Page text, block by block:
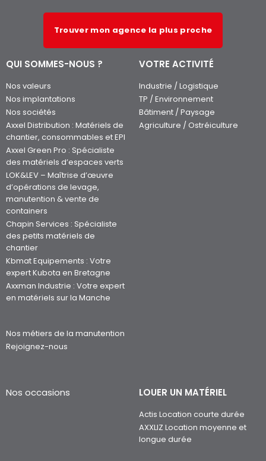
Trouver mon agence la plus proche
QUI SOMMES-NOUS ?
Nos valeurs
Nos implantations
Nos sociétés
Axxel Distribution : Matériels de
chantier, consommables et EPI
Axxel Green Pro : Spécialiste
des matériels d’espaces verts
LOK&LEV – Maîtrise d’œuvre
d’opérations de levage,
manutention & vente de
containers
Chapin Services : Spécialiste
des petits matériels de
chantier
Kbmat Equipements : Votre
expert Kubota en Bretagne
Axxman Industrie : Votre expert
en matériels sur la Manche
Nos métiers de la manutention
Rejoignez-nous
VOTRE ACTIVITÉ
Industrie / Logistique
TP / Environnement
Bâtiment / Paysage
Agriculture / Ostréiculture
Nos occasions LOUER UN MATÉRIEL
Actis Location courte durée
AXXLIZ Location moyenne et
longue durée